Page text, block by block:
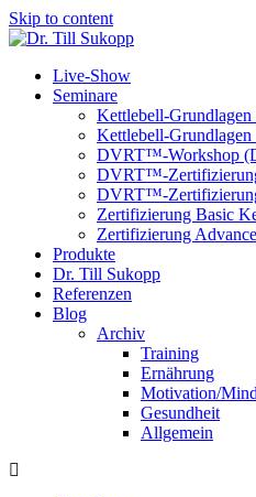
Skip to content
Live-Show
Seminare
Kettlebell-Grundlagen
Kettlebell-Grundlagen
DVRT™-Workshop
DVRT™-
DVRT™-
Zertifizierung Basic
Zertifizierung
Produkte
Dr. Till Sukopp
Referenzen
Blog
Archiv
Training
Ernährung
Motivation/
Gesundheit
Allgemein